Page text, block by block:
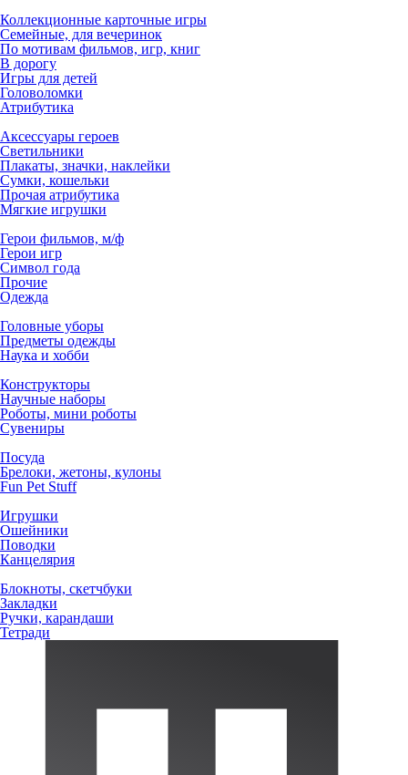
Коллекционные карточные игры
Семейные, для вечеринок
По мотивам фильмов, игр, книг
В дорогу
Игры для детей
Головоломки
Атрибутика
Аксессуары героев
Светильники
Плакаты, значки, наклейки
Сумки, кошельки
Прочая атрибутика
Мягкие игрушки
Герои фильмов, м/ф
Герои игр
Символ года
Прочие
Одежда
Головные уборы
Предметы одежды
Наука и хобби
Конструкторы
Научные наборы
Роботы, мини роботы
Сувениры
Посуда
Брелоки, жетоны, кулоны
Fun Pet Stuff
Игрушки
Ошейники
Поводки
Канцелярия
Блокноты, скетчбуки
Закладки
Ручки, карандаши
Тетради